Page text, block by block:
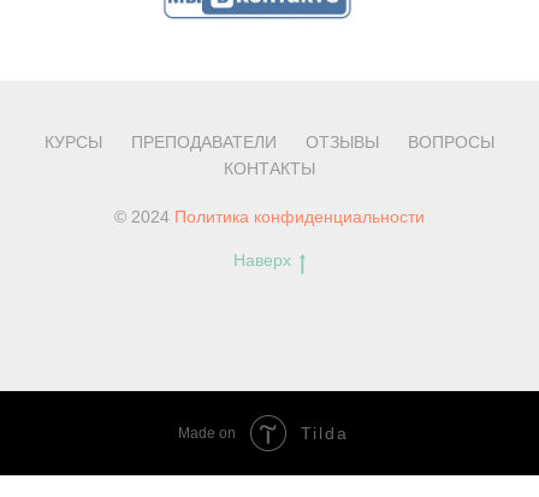
КУРСЫ ПРЕПОДАВАТЕЛИ ОТЗЫВЫ
ВОПРОСЫ
КОНТАКТЫ
© 2024 Политика конфиденциальности
Наверх
Made on Tilda